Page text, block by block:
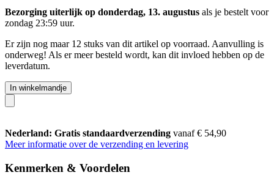
Bezorging uiterlijk op donderdag, 13. augustus als je bestelt voor
zondag 23:59 uur.
Er zijn nog maar 12 stuks van dit artikel op voorraad. Aanvulling is
onderweg! Als er meer besteld wordt, kan dit invloed hebben op de
leverdatum.
In winkelmandje
Nederland: Gratis standaardverzending vanaf € 54,90
Meer informatie over de verzending en levering
Kenmerken & Voordelen